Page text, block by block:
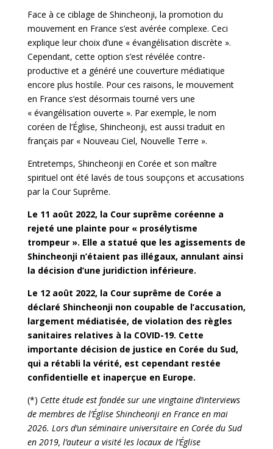
Face à ce ciblage de Shincheonji, la promotion du
mouvement en France s’est avérée complexe. Ceci
explique leur choix d’une « évangélisation discrète ».
Cependant, cette option s’est révélée contre-
productive et a généré une couverture médiatique
encore plus hostile. Pour ces raisons, le mouvement
en France s’est désormais tourné vers une
« évangélisation ouverte ». Par exemple, le nom
coréen de l’Église, Shincheonji, est aussi traduit en
français par « Nouveau Ciel, Nouvelle Terre ».
Entretemps, Shincheonji en Corée et son maître
spirituel ont été lavés de tous soupçons et accusations
par la Cour Suprême.
Le 11 août 2022, la Cour suprême coréenne a
rejeté une plainte pour « prosélytisme
trompeur ». Elle a statué que les agissements de
Shincheonji n’étaient pas illégaux, annulant ainsi
la décision d’une juridiction inférieure.
Le 12 août 2022, la Cour suprême de Corée a
déclaré Shincheonji non coupable de l’accusation,
largement médiatisée, de violation des règles
sanitaires relatives à la COVID-19. Cette
importante décision de justice en Corée du Sud,
qui a rétabli la vérité, est cependant restée
confidentielle et inaperçue en Europe.
(*) Cette étude est fondée sur une vingtaine d’interviews
de membres de l’Église Shincheonji en France en mai
2026. Lors d’un séminaire universitaire en Corée du Sud
en 2019, l’auteur a visité les locaux de l’Église